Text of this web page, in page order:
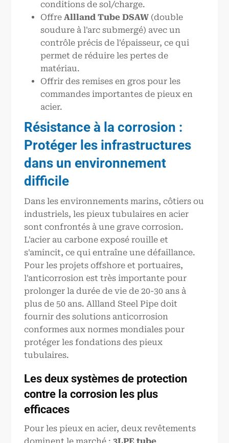
conditions de sol/charge.
OffreAllland Tube DSAW (double
soudure à l'arc submergé) avec un
contrôle précis de l'épaisseur, ce qui
permet de réduire les pertes de
matériau.
Offrir des remises en gros pour les
commandes importantes de pieux en
acier.
Résistance à la corrosion :
Protéger les infrastructures
dans un environnement
difficile
Dans les environnements marins, côtiers ou
industriels, les pieux tubulaires en acier
sont confrontés à une grave corrosion.
L'acier au carbone exposé rouille et
s'amincit, ce qui entraîne une défaillance.
Pour les projets offshore et portuaires,
l'anticorrosion est très importante pour
prolonger la durée de vie de 20-30 ans à
plus de 50 ans. Allland Steel Pipe doit
fournir des solutions anticorrosion
conformes aux normes mondiales pour
protéger les fondations des pieux
tubulaires.
Les deux systèmes de protection
contre la corrosion les plus
efficaces
Pour les pieux en acier, deux revêtements